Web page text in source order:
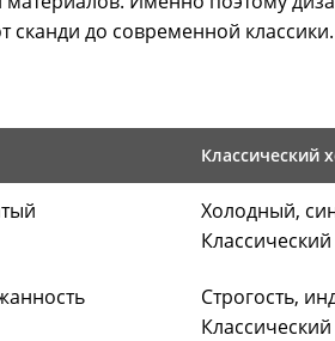
сканди до современной классики.
Классический
Холодный,
Строгость,